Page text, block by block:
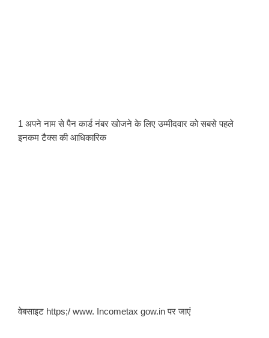
1 अपने नाम से पैन कार्ड नंबर खोजने के लिए उम्मीदवार को सबसे पहले
इनकम टैक्स की आधिकारिक
वेबसाइट https;/ www. Incometax gow.in पर जाएं